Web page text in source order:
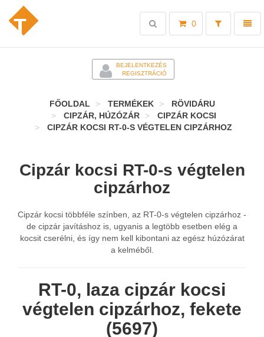
Toggle
0
Toggle
search
BEJELENTKEZÉS
REGISZTRÁCIÓ
FŐOLDAL TERMÉKEK
RÖVIDÁRU
CIPZÁR, HÚZÓZÁR
CIPZÁR KOCSI
CIPZÁR KOCSI RT-0-S VÉGTELEN CIPZÁRHOZ
Cipzár kocsi RT-0-s végtelen
cipzárhoz
Cipzár kocsi többféle színben, az RT-0-s végtelen cipzárhoz -
de cipzár javításhoz is, ugyanis a legtöbb esetben elég a
kocsit cserélni, és így nem kell kibontani az egész húzózárat
a kelméből.
RT-0, laza cipzár kocsi
végtelen cipzárhoz, fekete
(5697)